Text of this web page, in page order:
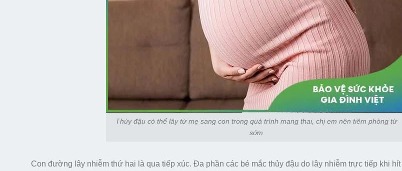
Thủy đậu có thể lây từ mẹ sang con trong quá trình mang thai, chị em nên tiêm phòng từ
sớm
Con đường lây nhiễm thứ hai là qua tiếp xúc. Đa phần các bé mắc thủy đậu do lây nhiễm trực tiếp khi